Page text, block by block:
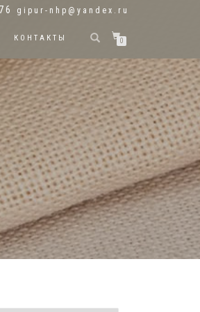
gipur-nhp@yandex.ru
КОНТАКТЫ 0